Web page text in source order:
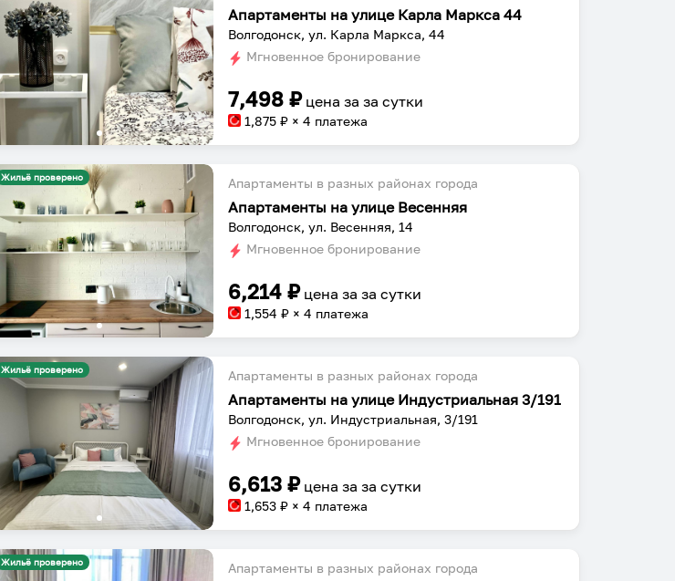
Апартаменты на улице Карла Маркса 44
Волгодонск, ул. Карла Маркса, 44
Мгновенное бронирование
7,498 ₽ цена заза сутки
1,875 ₽ × 4 платежа
Жильё проверено Апартаменты в разных районах города
Апартаменты на улице Весенняя
Волгодонск, ул. Весенняя, 14
Мгновенное бронирование
6,214 ₽ цена заза сутки
1,554 ₽ × 4 платежа
Жильё проверено Апартаменты в разных районах города
Апартаменты на улице Индустриальная 3/191
Волгодонск, ул. Индустриальная, 3/191
Мгновенное бронирование
6,613 ₽ цена заза сутки
1,653 ₽ × 4 платежа
Жильё проверено Апартаменты в разных районах города